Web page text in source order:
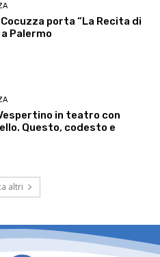
porta “La Recita di
Palermo
in teatro con
Questo, codesto e
altri